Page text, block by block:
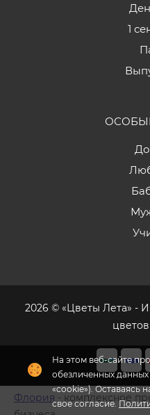
На этом веб-сайте
обезличенных данных
«cookie»). Оставаясь
свое согласие.
1
2026 © «Цветы Лета» -
Флория - комплексное